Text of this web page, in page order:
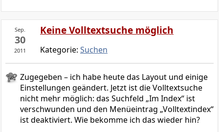
Sep.
30
2011
Keine Volltextsuche möglich
Kategorie: Suchen
Zugegeben – ich habe heute das Layout und einige
Einstellungen geändert. Jetzt ist die Volltextsuche
nicht mehr möglich: das Suchfeld „Im Index“ ist
verschwunden und den Menüeintrag „Volltextindex“
ist deaktiviert. Wie bekomme ich das wieder hin?